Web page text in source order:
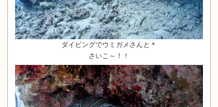
ダイビングでウミガメさんと＊
さいこ～！！